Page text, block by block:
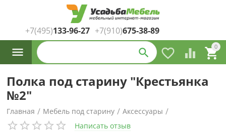
+7(495)133-96-27 +7(910)675-38-89
0

 

Каталог
товаров
Полка под старину "Крестьянка
№2"
Главная / Мебель под старину / Аксессуары /
Написать отзыв